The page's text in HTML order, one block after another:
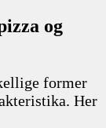
og
former
Her